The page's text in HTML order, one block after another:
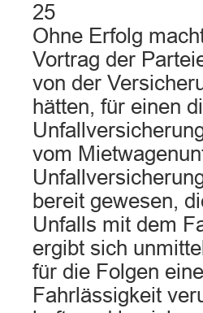
25
Ohne Erfolg
Vortrag der
von der
hätten, für einen
vom
bereit gewesen,
Unfalls mit dem
ergibt sich
für die Folgen
Fahrlässigkeit